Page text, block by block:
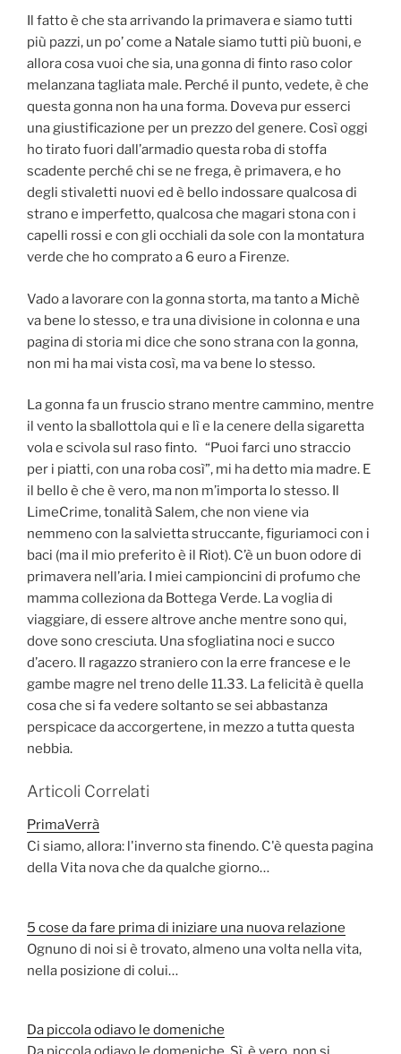
Il fatto è che sta arrivando la primavera e siamo tutti
più pazzi, un po’ come a Natale siamo tutti più buoni, e
allora cosa vuoi che sia, una gonna di finto raso color
melanzana tagliata male. Perché il punto, vedete, è che
questa gonna non ha una forma. Doveva pur esserci
una giustificazione per un prezzo del genere. Così oggi
ho tirato fuori dall’armadio questa roba di stoffa
scadente perché chi se ne frega, è primavera, e ho
degli stivaletti nuovi ed è bello indossare qualcosa di
strano e imperfetto, qualcosa che magari stona con i
capelli rossi e con gli occhiali da sole con la montatura
verde che ho comprato a 6 euro a Firenze.
Vado a lavorare con la gonna storta, ma tanto a Michè
va bene lo stesso, e tra una divisione in colonna e una
pagina di storia mi dice che sono strana con la gonna,
non mi ha mai vista così, ma va bene lo stesso.
La gonna fa un fruscio strano mentre cammino, mentre
il vento la sballottola qui e lì e la cenere della sigaretta
vola e scivola sul raso finto. “Puoi farci uno straccio
per i piatti, con una roba così”, mi ha detto mia madre. E
il bello è che è vero, ma non m’importa lo stesso. Il
LimeCrime, tonalità Salem, che non viene via
nemmeno con la salvietta struccante, figuriamoci con i
baci (ma il mio preferito è il Riot). C’è un buon odore di
primavera nell’aria. I miei campioncini di profumo che
mamma colleziona da Bottega Verde. La voglia di
viaggiare, di essere altrove anche mentre sono qui,
dove sono cresciuta. Una sfogliatina noci e succo
d’acero. Il ragazzo straniero con la erre francese e le
gambe magre nel treno delle 11.33. La felicità è quella
cosa che si fa vedere soltanto se sei abbastanza
perspicace da accorgertene, in mezzo a tutta questa
nebbia.
Articoli Correlati
PrimaVerrà
Ci siamo, allora: l'inverno sta finendo. C'è questa pagina
della Vita nova che da qualche giorno…
5 cose da fare prima di iniziare una nuova relazione
Ognuno di noi si è trovato, almeno una volta nella vita,
nella posizione di colui…
Da piccola odiavo le domeniche